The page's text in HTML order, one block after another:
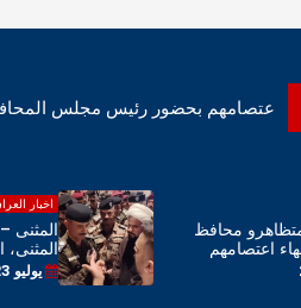
اعتصامهم بحضور رئيس مجلس
اخبار
المثنى
المثنى،
بحضور
يوليو 23, 2026
محافظ
اعتصامهم
المحافظة